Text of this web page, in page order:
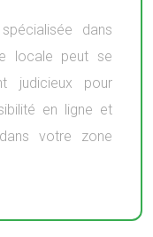
dans
locale peut se
judicieux pour
en ligne et
votre zone